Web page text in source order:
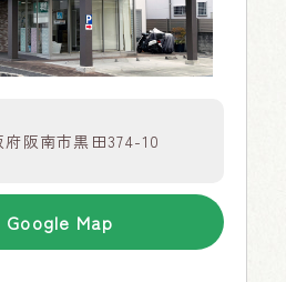
阪南市黒田374-10
Google Map